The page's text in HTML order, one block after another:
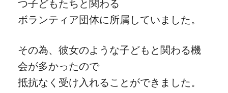
つ子どもたちと関わる
ボランティア団体に所属していました。
その為、彼女のような子どもと関わる機
会が多かったので
抵抗なく受け入れることができました。